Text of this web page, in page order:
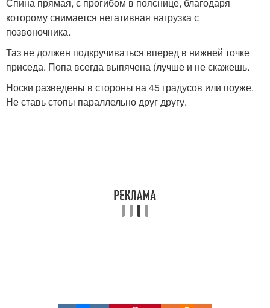
которому снимается негативная нагрузка с
позвоночника.
Таз не должен подкручиваться вперед в нижней точке
приседа. Попа всегда выпячена (лучше и не скажешь.
Носки разведены в стороны на 45 градусов или поуже.
Не ставь стопы параллельно друг другу.